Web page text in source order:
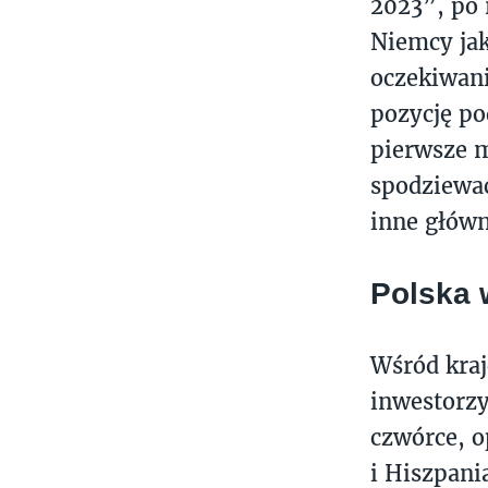
Niemcy
pozycję
pierwsze
inne
Polska
Wśród
czwórce,
i